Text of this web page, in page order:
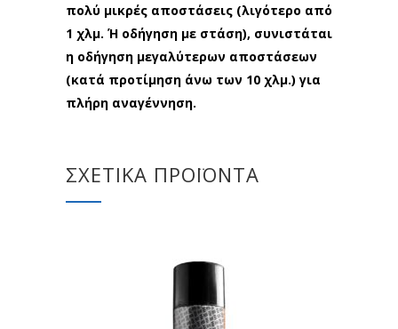
πολύ μικρές αποστάσεις (λιγότερο από
1 χλμ. Ή οδήγηση με στάση), συνιστάται
η οδήγηση μεγαλύτερων αποστάσεων
(κατά προτίμηση άνω των 10 χλμ.) για
πλήρη αναγέννηση.
ΣΧΕΤΙΚΆ ΠΡΟΪΌΝΤΑ